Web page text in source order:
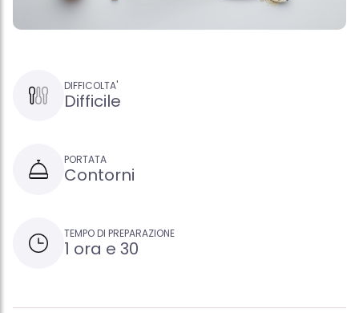
DIFFICOLTA'
Difficile
PORTATA
Contorni
TEMPO DI PREPARAZIONE
1 ora e 30